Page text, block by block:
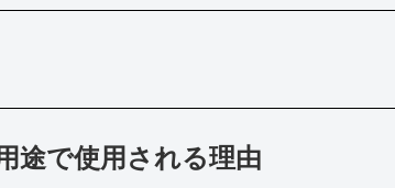
途で使用される理由